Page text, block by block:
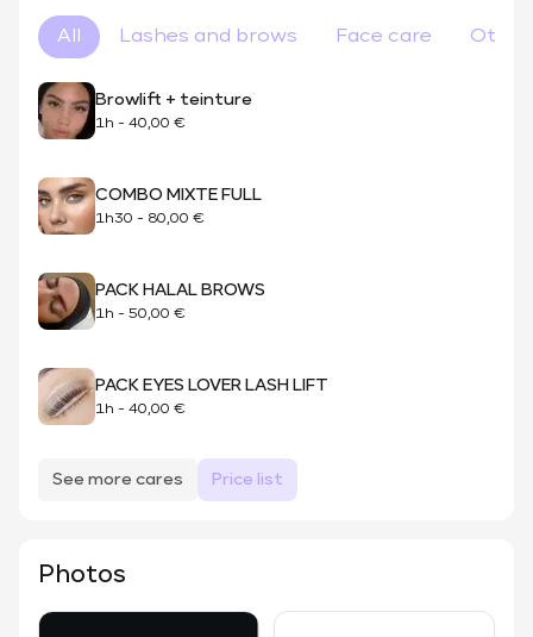
All Lashes and brows Face care Other
Browlift + teinture
1h - 40,00 €
COMBO MIXTE FULL
1h30 - 80,00 €
PACK HALAL BROWS
1h - 50,00 €
PACK EYES LOVER LASH LIFT
1h - 40,00 €
See more cares Price list
Photos